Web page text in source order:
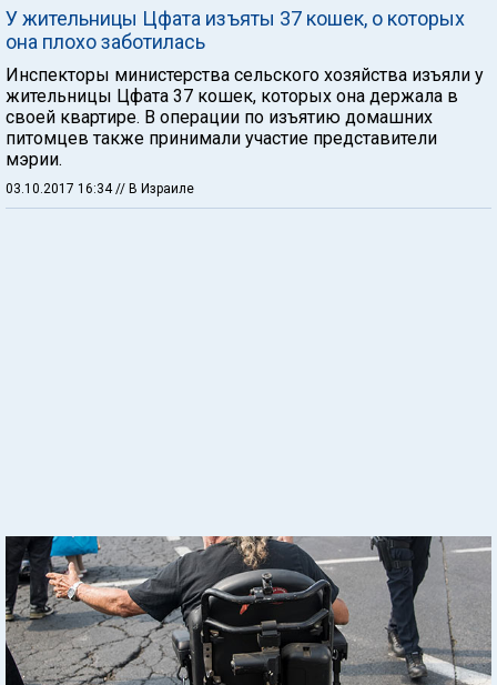
У жительницы Цфата изъяты 37 кошек, о которых
она плохо заботилась
Инспекторы министерства сельского хозяйства изъяли у
жительницы Цфата 37 кошек, которых она держала в
своей квартире. В операции по изъятию домашних
питомцев также принимали участие представители
мэрии.
03.10.2017 16:34// В Израиле